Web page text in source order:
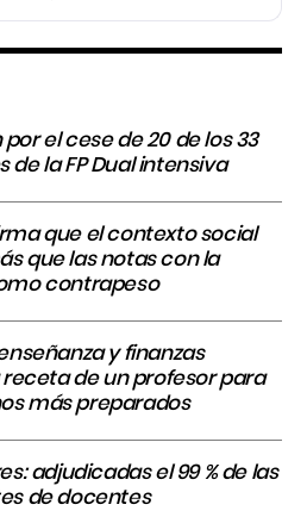
el cese de 20 de los 33
de la FP Dual intensiva
que el contexto social
que las notas con la
contrapeso
y finanzas
de un profesor para
más preparados
adjudicadas el 99 % de las
de docentes